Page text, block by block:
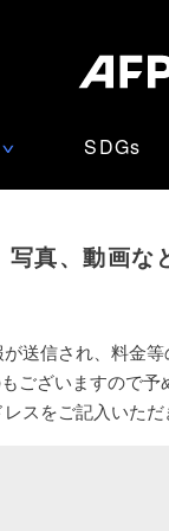
∨ SDGs
写真、動画な
送信され、料金等
ございますので予
スをご記入いただ